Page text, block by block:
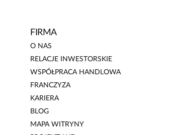
FIRMA
O NAS
RELACJE INWESTORSKIE
WSPÓŁPRACA HANDLOWA
FRANCZYZA
KARIERA
BLOG
MAPA WITRYNY